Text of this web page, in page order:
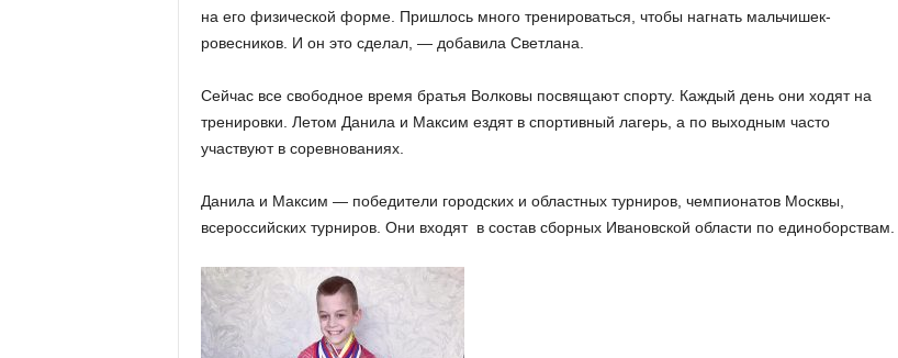
на его физической форме. Пришлось много тренироваться, чтобы нагнать мальчишек-
ровесников. И он это сделал, — добавила Светлана.
Сейчас все свободное время братья Волковы посвящают спорту. Каждый день они ходят на
тренировки. Летом Данила и Максим ездят в спортивный лагерь, а по выходным часто
участвуют в соревнованиях.
Данила и Максим — победители городских и областных турниров, чемпионатов Москвы,
всероссийских турниров. Они входят в состав сборных Ивановской области по единоборствам.